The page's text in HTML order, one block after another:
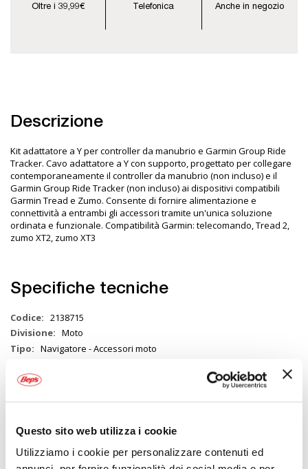
Questo sito web utilizza i cookie
Utilizziamo i cookie per personalizzare contenuti ed
Oltre i 39,99€
Telefonica
Anche in negozio
Descrizione
Kit adattatore a Y per controller da manubrio e Garmin Group Ride
Tracker. Cavo adattatore a Y con supporto, progettato per collegare
contemporaneamente il controller da manubrio (non incluso) e il
Garmin Group Ride Tracker (non incluso) ai dispositivi compatibili
Garmin Tread e Zumo. Consente di fornire alimentazione e
connettività a entrambi gli accessori tramite un'unica soluzione
ordinata e funzionale. Compatibilità Garmin: telecomando, Tread 2,
zumo XT2, zumo XT3
Specifiche tecniche
Maggiori
Informazioni
2138715
Moto
Navigatore - Accessori moto
I nostri consigli